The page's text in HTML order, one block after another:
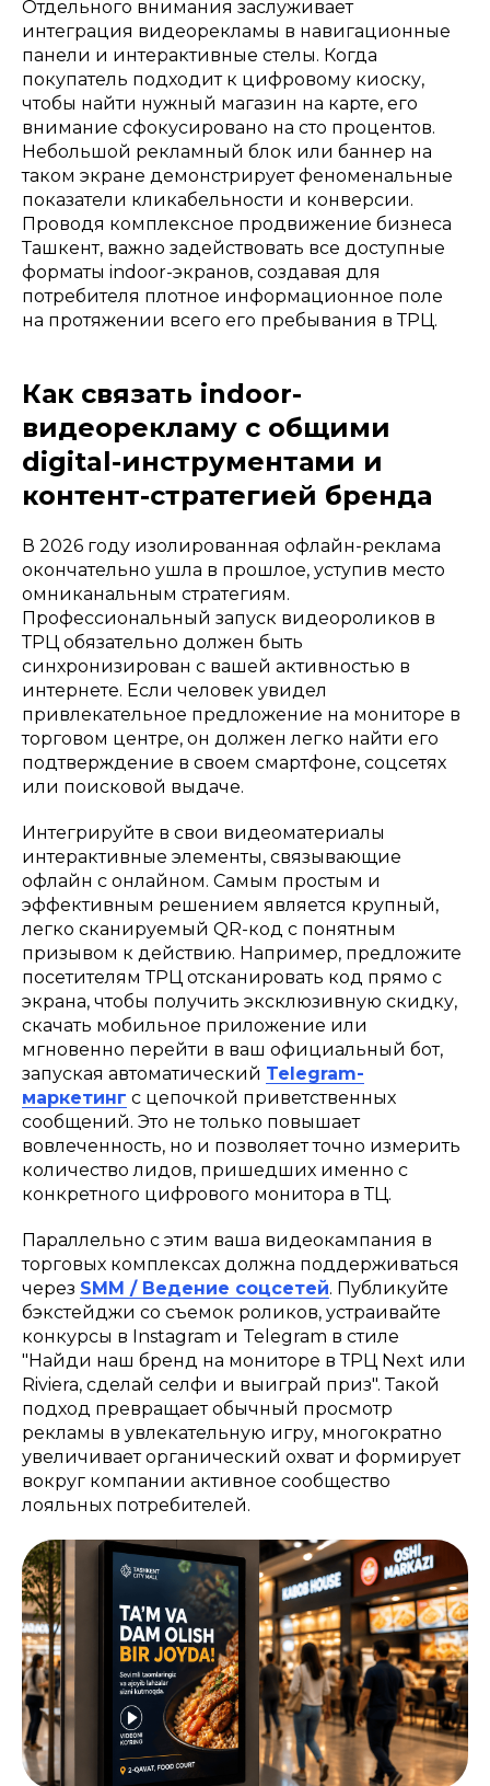
Отдельного внимания заслуживает
интеграция видеорекламы в навигационные
панели и интерактивные стелы. Когда
покупатель подходит к цифровому киоску,
чтобы найти нужный магазин на карте, его
внимание сфокусировано на сто процентов.
Небольшой рекламный блок или баннер на
таком экране демонстрирует феноменальные
показатели кликабельности и конверсии.
Проводя комплексное продвижение бизнеса
Ташкент, важно задействовать все доступные
форматы indoor-экранов, создавая для
потребителя плотное информационное поле
на протяжении всего его пребывания в ТРЦ.
Как связать indoor-
видеорекламу с общими
digital-инструментами и
контент-стратегией бренда
В 2026 году изолированная офлайн-реклама
окончательно ушла в прошлое, уступив место
омниканальным стратегиям.
Профессиональный запуск видеороликов в
ТРЦ обязательно должен быть
синхронизирован с вашей активностью в
интернете. Если человек увидел
привлекательное предложение на мониторе в
торговом центре, он должен легко найти его
подтверждение в своем смартфоне, соцсетях
или поисковой выдаче.
Интегрируйте в свои видеоматериалы
интерактивные элементы, связывающие
офлайн с онлайном. Самым простым и
эффективным решением является крупный,
легко сканируемый QR-код с понятным
призывом к действию. Например, предложите
посетителям ТРЦ отсканировать код прямо с
экрана, чтобы получить эксклюзивную скидку,
скачать мобильное приложение или
мгновенно перейти в ваш официальный бот,
запуская автоматический Telegram-
маркетинг с цепочкой приветственных
сообщений. Это не только повышает
вовлеченность, но и позволяет точно измерить
количество лидов, пришедших именно с
конкретного цифрового монитора в ТЦ.
Параллельно с этим ваша видеокампания в
торговых комплексах должна поддерживаться
через SMM / Ведение соцсетей. Публикуйте
бэкстейджи со съемок роликов, устраивайте
конкурсы в Instagram и Telegram в стиле
"Найди наш бренд на мониторе в ТРЦ Next или
Riviera, сделай селфи и выиграй приз". Такой
подход превращает обычный просмотр
рекламы в увлекательную игру, многократно
увеличивает органический охват и формирует
вокруг компании активное сообщество
лояльных потребителей.